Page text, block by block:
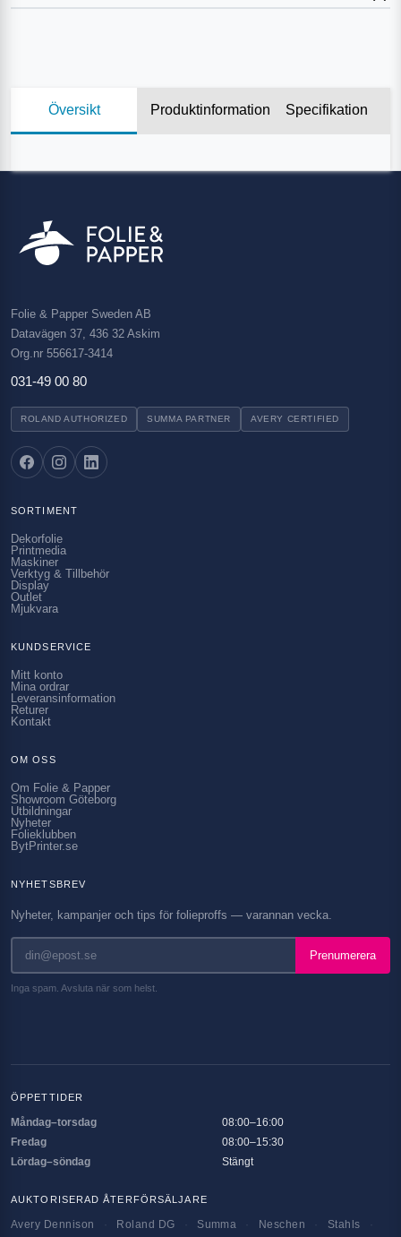
Översikt Produktinformation Specifikation
Folie & Papper Sweden AB
Datavägen 37, 436 32 Askim
Org.nr 556617-3414
031-49 00 80
ROLAND AUTHORIZED SUMMA PARTNER AVERY CERTIFIED
SORTIMENT
Dekorfolie
Printmedia
Maskiner
Verktyg & Tillbehör
Display
Outlet
Mjukvara
KUNDSERVICE
Mitt konto
Mina ordrar
Leveransinformation
Returer
Kontakt
OM OSS
Om Folie & Papper
Showroom Göteborg
Utbildningar
Nyheter
Folieklubben
BytPrinter.se
NYHETSBREV
Nyheter, kampanjer och tips för folieproffs — varannan vecka.
Prenumerera
Inga spam. Avsluta när som helst.
ÖPPETTIDER
Måndag–torsdag
08:00–16:00
Fredag
08:00–15:30
Lördag–söndag
Stängt
AUKTORISERAD ÅTERFÖRSÄLJARE
Avery Dennison Roland DG Summa Neschen Stahls